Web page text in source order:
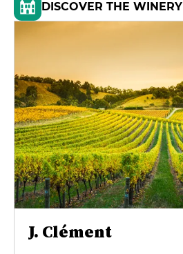
DISCOVER THE WINERY
J. Clément